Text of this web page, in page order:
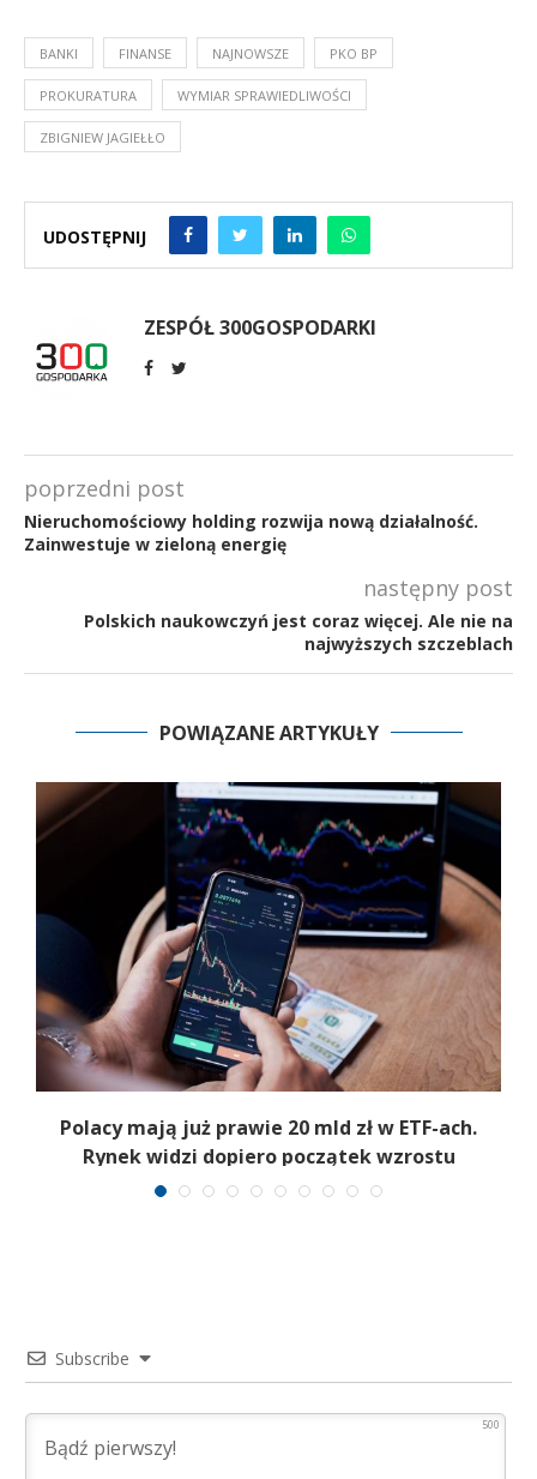
BANKI FINANSE NAJNOWSZE PKO BP
PROKURATURA WYMIAR SPRAWIEDLIWOŚCI
ZBIGNIEW JAGIEŁŁO
UDOSTĘPNIJ
ZESPÓŁ 300GOSPODARKI
poprzedni post
Nieruchomościowy holding rozwija nową działalność.
Zainwestuje w zieloną energię
następny post
Polskich naukowczyń jest coraz więcej. Ale nie na
najwyższych szczeblach
POWIĄZANE ARTYKUŁY
Polacy mają już prawie 20 mld zł w ETF-ach.
Rynek widzi dopiero początek wzrostu
Subscribe
500